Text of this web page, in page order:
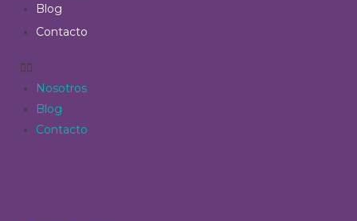
Blog
Contacto
Nosotros
Blog
Contacto